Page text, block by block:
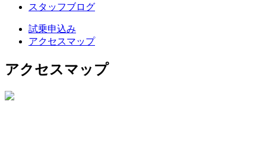
スタッフブログ
試乗申込み
アクセスマップ
アクセスマップ